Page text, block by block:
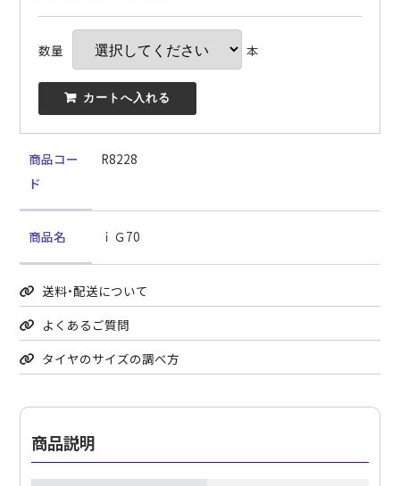
数量 本
 カートへ入れる
商品コー
ド
R8228
商品名 ｉＧ70
送料・配送について
よくあるご質問
タイヤのサイズの調べ方
商品説明